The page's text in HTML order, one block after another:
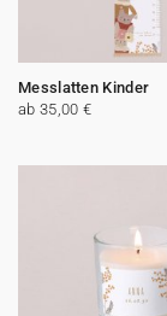
Messlatten Kinder
ab 35,00 €